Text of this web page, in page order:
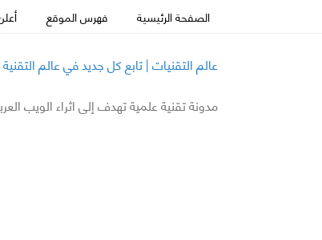
الصفحة الرئيسية فهرس الموقع
عالم التقنيات | تابع كل جديد في عالم التقنية
مدونة تقنية علمية تهدف إلى اثراء الويب